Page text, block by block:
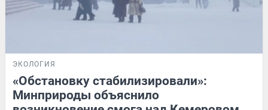
ЭКОЛОГИЯ
«Обстановку стабилизировали»:
Минприроды объяснило